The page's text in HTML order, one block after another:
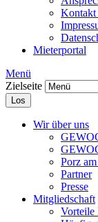
Mieterportal
Menü
Zielseite
Los
Wir über uns
Porz
Partner
Presse
Mitgliedschaft
Vorteile